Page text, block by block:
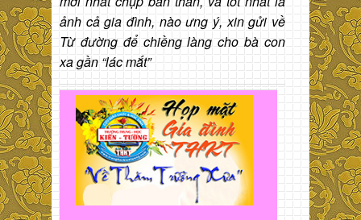
ảnh cả gia đình, nào ưng ý, xin gửi về
Từ đường để chiềng làng cho bà con
xa gần “lác mắt”